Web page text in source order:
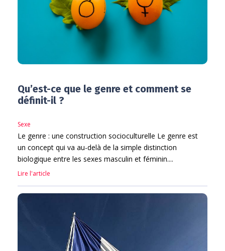
Qu’est-ce que le genre et comment se
définit-il ?
Sexe
Le genre : une construction socioculturelle Le genre est
un concept qui va au-delà de la simple distinction
biologique entre les sexes masculin et féminin....
Lire l'article